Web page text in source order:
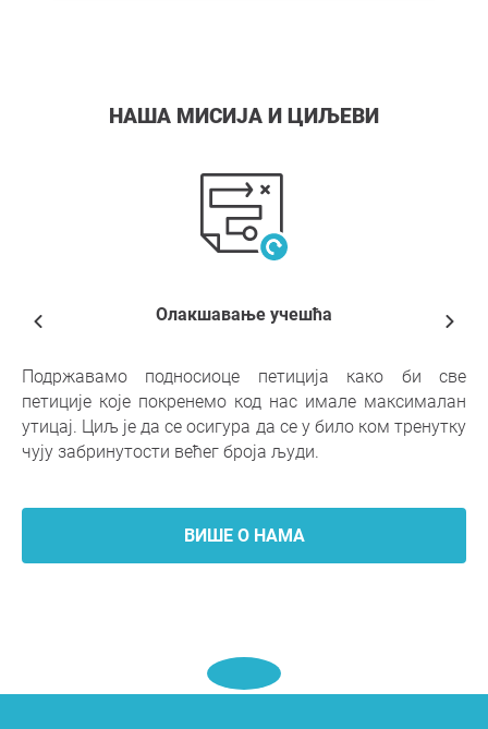
НАША МИСИЈА И ЦИЉЕВИ
Олакшавање учешћа
Подржавамо подносиоце петиција како би све
петиције које покренемо код нас имале максималан
утицај. Циљ је да се осигура да се у било ком тренутку
чују забринутости већег броја људи.
ВИШЕ О НАМА